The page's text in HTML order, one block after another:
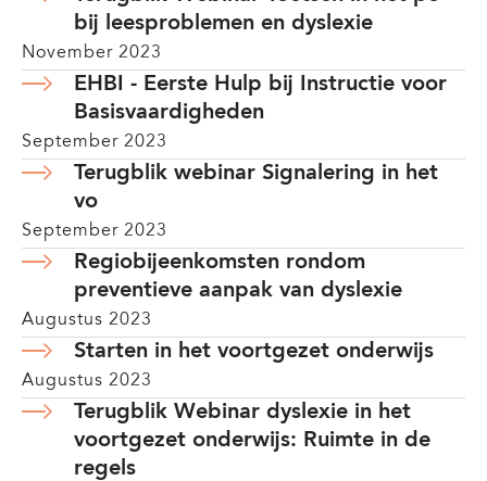
bij leesproblemen en dyslexie
November 2023
EHBI - Eerste Hulp bij Instructie voor
Basisvaardigheden
September 2023
Terugblik webinar Signalering in het
vo
September 2023
Regiobijeenkomsten rondom
preventieve aanpak van dyslexie
Augustus 2023
Starten in het voortgezet onderwijs
Augustus 2023
Terugblik Webinar dyslexie in het
voortgezet onderwijs: Ruimte in de
regels